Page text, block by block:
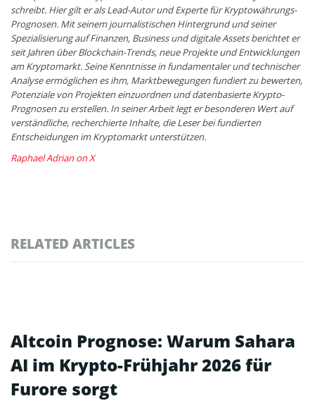
schreibt. Hier gilt er als Lead-Autor und Experte für Kryptowährungs-
Prognosen. Mit seinem journalistischen Hintergrund und seiner
Spezialisierung auf Finanzen, Business und digitale Assets berichtet er
seit Jahren über Blockchain-Trends, neue Projekte und Entwicklungen
am Kryptomarkt. Seine Kenntnisse in fundamentaler und technischer
Analyse ermöglichen es ihm, Marktbewegungen fundiert zu bewerten,
Potenziale von Projekten einzuordnen und datenbasierte Krypto-
Prognosen zu erstellen. In seiner Arbeit legt er besonderen Wert auf
verständliche, recherchierte Inhalte, die Leser bei fundierten
Entscheidungen im Kryptomarkt unterstützen.
Raphael Adrian on X
RELATED ARTICLES
Altcoin Prognose: Warum Sahara
AI im Krypto-Frühjahr 2026 für
Furore sorgt